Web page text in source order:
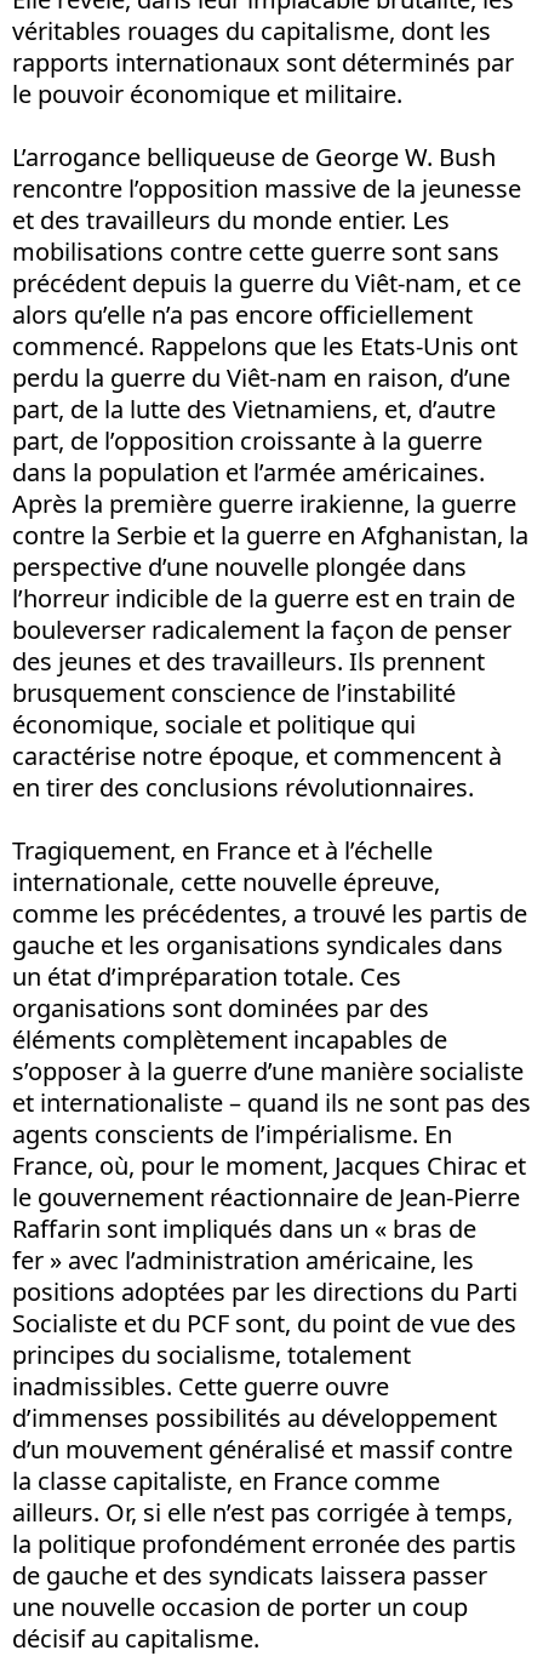
véritables rouages du capitalisme, dont les
rapports internationaux sont déterminés par
le pouvoir économique et militaire.
L’arrogance belliqueuse de George W. Bush
rencontre l’opposition massive de la jeunesse
et des travailleurs du monde entier. Les
mobilisations contre cette guerre sont sans
précédent depuis la guerre du Viêt-nam, et ce
alors qu’elle n’a pas encore officiellement
commencé. Rappelons que les Etats-Unis ont
perdu la guerre du Viêt-nam en raison, d’une
part, de la lutte des Vietnamiens, et, d’autre
part, de l’opposition croissante à la guerre
dans la population et l’armée américaines.
Après la première guerre irakienne, la guerre
contre la Serbie et la guerre en Afghanistan, la
perspective d’une nouvelle plongée dans
l’horreur indicible de la guerre est en train de
bouleverser radicalement la façon de penser
des jeunes et des travailleurs. Ils prennent
brusquement conscience de l’instabilité
économique, sociale et politique qui
caractérise notre époque, et commencent à
en tirer des conclusions révolutionnaires.
Tragiquement, en France et à l’échelle
internationale, cette nouvelle épreuve,
comme les précédentes, a trouvé les partis de
gauche et les organisations syndicales dans
un état d’impréparation totale. Ces
organisations sont dominées par des
éléments complètement incapables de
s’opposer à la guerre d’une manière socialiste
et internationaliste – quand ils ne sont pas des
agents conscients de l’impérialisme. En
France, où, pour le moment, Jacques Chirac et
le gouvernement réactionnaire de Jean-Pierre
Raffarin sont impliqués dans un « bras de
fer » avec l’administration américaine, les
positions adoptées par les directions du Parti
Socialiste et du PCF sont, du point de vue des
principes du socialisme, totalement
inadmissibles. Cette guerre ouvre
d’immenses possibilités au développement
d’un mouvement généralisé et massif contre
la classe capitaliste, en France comme
ailleurs. Or, si elle n’est pas corrigée à temps,
la politique profondément erronée des partis
de gauche et des syndicats laissera passer
une nouvelle occasion de porter un coup
décisif au capitalisme.